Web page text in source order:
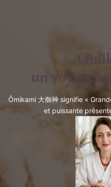
un voyage
Ōmikami 大御神 signifie «
et puissante